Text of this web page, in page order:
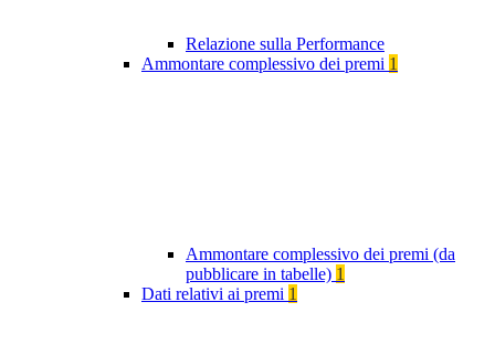
Relazione sulla Performance
Ammontare complessivo dei premi 1
Ammontare complessivo dei premi (da
pubblicare in tabelle) 1
Dati relativi ai premi 1